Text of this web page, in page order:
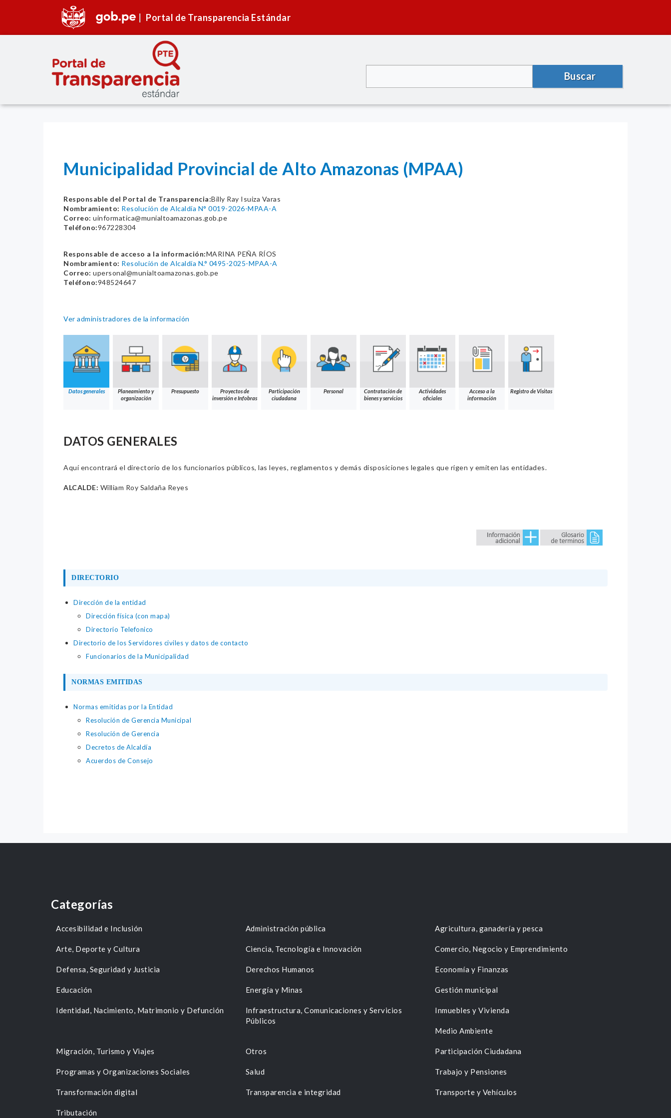
Portal de Transparencia Estándar
Buscar
Municipalidad Provincial de Alto Amazonas (MPAA)
Responsable del Portal de Transparencia:Billy Ray Isuiza Varas
Nombramiento: Resolución de Alcaldía N° 0019-2026-MPAA-A
Correo: uinformatica@munialtoamazonas.gob.pe
Teléfono:967228304
Responsable de acceso a la información:MARINA PEÑA RÍOS
Nombramiento: Resolución de Alcaldía N.° 0495-2025-MPAA-A
Correo: upersonal@munialtoamazonas.gob.pe
Teléfono:948524647
Ver administradores de la información
Datos generales
Planeamiento y
organización
Presupuesto
Proyectos de
inversión e Infobras
Participación
ciudadana
Personal
Contratación de
bienes y servicios
Actividades
oficiales
Acceso a la
información
Registro de Visitas
DATOS GENERALES
Aquí encontrará el directorio de los funcionarios públicos, las leyes, reglamentos y demás disposiciones legales que rigen y emiten las entidades.
ALCALDE: William Roy Saldaña Reyes
DIRECTORIO
Dirección de la entidad
Dirección física (con mapa)
Directorio Telefonico
Directorio de los Servidores civiles y datos de contacto
Funcionarios de la Municipalidad
NORMAS EMITIDAS
Normas emitidas por la Entidad
Resolución de Gerencia Municipal
Resolución de Gerencia
Decretos de Alcaldía
Acuerdos de Consejo
Categorías
Accesibilidad e Inclusión Administración pública Agricultura, ganadería y pesca
Arte, Deporte y Cultura Ciencia, Tecnología e Innovación Comercio, Negocio y Emprendimiento
Defensa, Seguridad y Justicia Derechos Humanos Economía y Finanzas
Educación Energía y Minas Gestión municipal
Identidad, Nacimiento, Matrimonio y Defunción
Infraestructura, Comunicaciones y Servicios
Públicos
Inmuebles y Vivienda
Medio Ambiente
Migración, Turismo y Viajes Otros Participación Ciudadana
Programas y Organizaciones Sociales Salud Trabajo y Pensiones
Transformación digital Transparencia e integridad Transporte y Vehículos
Tributación